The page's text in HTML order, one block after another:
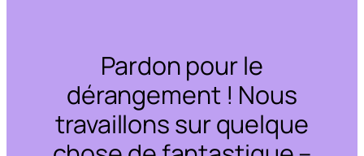
Pardon pour le
dérangement ! Nous
travaillons sur quelque